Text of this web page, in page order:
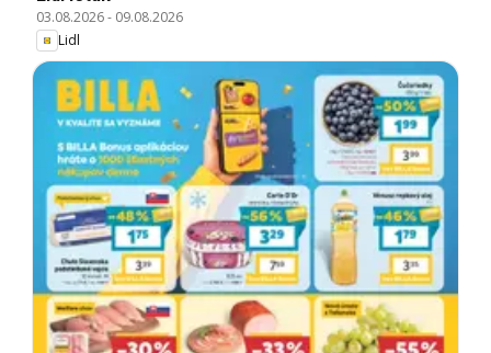
03.08.2026- 09.08.2026
Lidl